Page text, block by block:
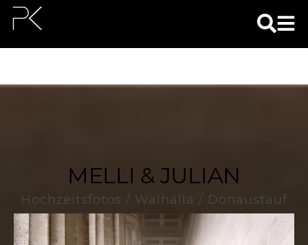
MELLI & JULIAN
Hochzeitsfotos / Walhalla / Donaustauf